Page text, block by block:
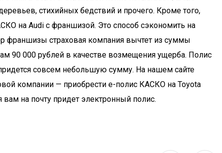
стихийных бедствий и прочего. Кроме того,
на Audi с франшизой. Это способ сэкономить на
франшизы страховая компания вычтет из суммы
90 000 рублей в качестве возмещения ущерба. Полис
совсем небольшую сумму. На нашем сайте
компании — приобрести e-полис КАСКО на Toyota
вам на почту придет электронный полис.